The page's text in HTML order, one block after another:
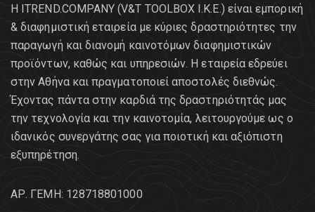
Η ITREND.COMPANY (V&T TOOLBOX Ι.Κ.Ε.) είναι εμπορική
& διαφημιστική εταιρεία με κύριες δραστηριότητες την
παραγωγή και διανομή καινοτόμων διαφημιστικών
προϊόντων, καθώς και υπηρεσιών. Η εταιρεία εδρεύει
στην Αθήνα και πραγματοποιεί αποστολές διεθνώς.
Έχοντας πάντα στην καρδιά της δραστηριότητάς μας
την τεχνολογία και την καινοτομία, λειτουργούμε ως ο
ιδανικός συνεργάτης σας για ποιοτική και αξιόπιστη
εξυπηρέτηση.
AΡ. ΓΕΜΗ: 128718801000